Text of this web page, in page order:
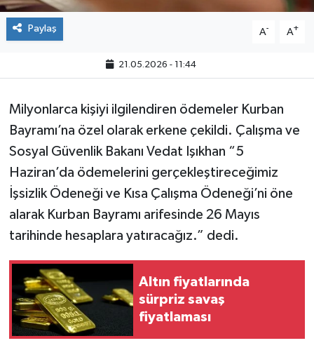
Paylaş A- A+
21.05.2026 - 11:44
Milyonlarca kişiyi ilgilendiren ödemeler Kurban
Bayramı’na özel olarak erkene çekildi. Çalışma ve
Sosyal Güvenlik Bakanı Vedat Işıkhan “5
Haziran’da ödemelerini gerçekleştireceğimiz
İşsizlik Ödeneği ve Kısa Çalışma Ödeneği’ni öne
alarak Kurban Bayramı arifesinde 26 Mayıs
tarihinde hesaplara yatıracağız.” dedi.
Altın fiyatlarında
sürpriz savaş
fiyatlaması